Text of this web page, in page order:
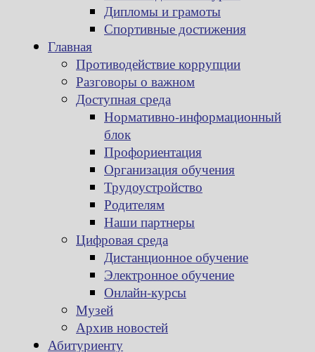
Дипломы и грамоты
Спортивные достижения
Главная
Противодействие коррупции
Разговоры о важном
Доступная среда
Нормативно-информационный
блок
Профориентация
Организация обучения
Трудоустройство
Родителям
Наши партнеры
Цифровая среда
Дистанционное обучение
Электронное обучение
Онлайн-курсы
Музей
Архив новостей
Абитуриенту